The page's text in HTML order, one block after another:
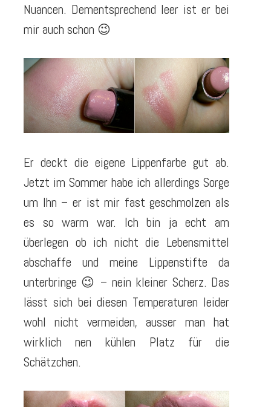
Nuancen. Dementsprechend leer ist er bei
mir auch schon 😉
Er deckt die eigene Lippenfarbe gut ab.
Jetzt im Sommer habe ich allerdings Sorge
um Ihn – er ist mir fast geschmolzen als
es so warm war. Ich bin ja echt am
überlegen ob ich nicht die Lebensmittel
abschaffe und meine Lippenstifte da
unterbringe 😉 – nein kleiner Scherz. Das
lässt sich bei diesen Temperaturen leider
wohl nicht vermeiden, ausser man hat
wirklich nen kühlen Platz für die
Schätzchen.